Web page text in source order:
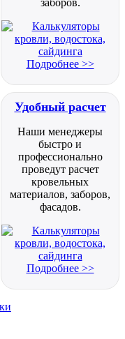
заборов.
Подробнее >>
Удобный расчет
Наши менеджеры
быстро и
профессионально
проведут расчет
кровельных
материалов, заборов,
фасадов.
Подробнее >>